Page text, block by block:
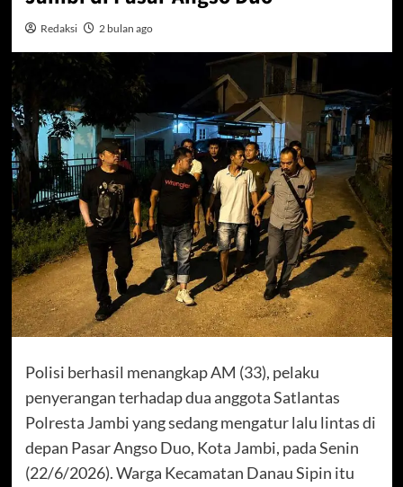
Redaksi 2 bulan ago
Polisi berhasil menangkap AM (33), pelaku
penyerangan terhadap dua anggota Satlantas
Polresta Jambi yang sedang mengatur lalu lintas di
depan Pasar Angso Duo, Kota Jambi, pada Senin
(22/6/2026). Warga Kecamatan Danau Sipin itu